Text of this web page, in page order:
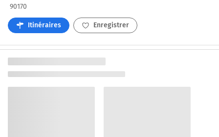
90170
Itinéraires Enregistrer